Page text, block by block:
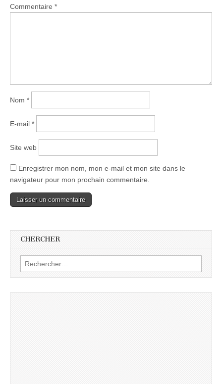
Commentaire *
Nom *
E-mail *
Site web
Enregistrer mon nom, mon e-mail et mon site dans le
navigateur pour mon prochain commentaire.
CHERCHER
Rechercher :